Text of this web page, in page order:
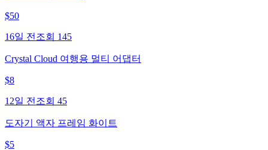
$50
16일 전 조회 145
Crystal Cloud 여행용 멀티 어댑터
$8
12일 전 조회 45
도자기 액자 프레임 화이트
$5